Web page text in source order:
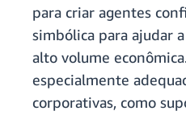
para criar agentes
simbólica para ajudar
alto volume
especialmente
corporativas, como